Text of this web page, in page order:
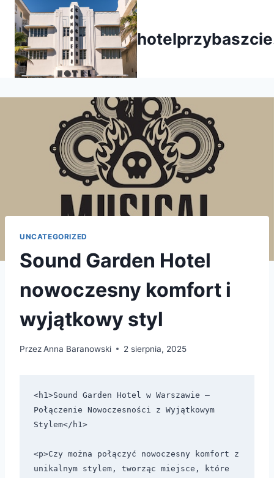
Przejdź
treści
UNCATEGORIZED
Sound Garden Hotel
nowoczesny komfort i
wyjątkowy styl
PrzezAnna Baranowski 2 sierpnia, 2025
<h1>Sound Garden Hotel w Warszawie –
Połączenie Nowoczesności z Wyjątkowym
Stylem</h1>
<p>Czy można połączyć nowoczesny komfort z
unikalnym stylem, tworząc miejsce, które